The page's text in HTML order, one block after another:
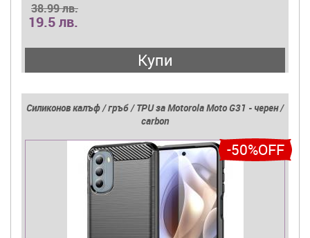
38.99 лв.
19.5 лв.
Купи
Силиконов калъф / гръб / TPU за Motorola Moto G31 - черен /
carbon
-50%OFF